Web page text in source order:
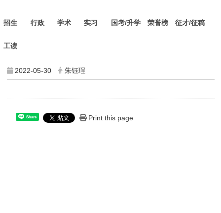
招生 行政 学术 实习 国考/升学 荣誉榜 征才/征稿
工读
2022-05-30 朱钰珵
Share Print this page